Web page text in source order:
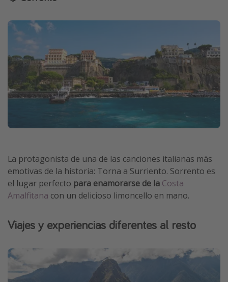
La protagonista de una de las canciones italianas más
emotivas de la historia: Torna a Surriento. Sorrento es
el lugar perfecto para enamorarse de la Costa
Amalfitana con un delicioso limoncello en mano.
Viajes y experiencias diferentes al resto